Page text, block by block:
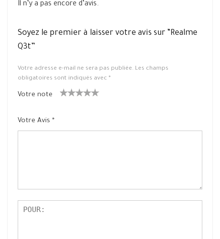
Il n’y a pas encore d’avis.
Soyez le premier à laisser votre avis sur “Realme
Q3t”
Votre adresse e-mail ne sera pas publiée. Les champs
obligatoires sont indiqués avec *
Votre note
oil
sur
Votre Avis *